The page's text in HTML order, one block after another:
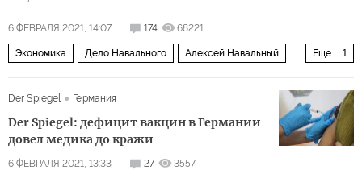
6 ФЕВРАЛЯ 2021, 14:07 174 68221
Еще 1
Экономика Дело Навального Алексей Навальный
Der Spiegel
Германия
Der Spiegel: дефицит вакцин в Германии
довел медика до кражи
6 ФЕВРАЛЯ 2021, 13:33 27 3557